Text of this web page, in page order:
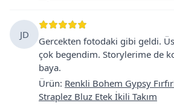
JD
Gercekten fotodaki gibi geldi.
çok begendim. Storylerime de
baya.
Ürün: Renkli Bohem Gypsy
Straplez Bluz Etek İkili Takım